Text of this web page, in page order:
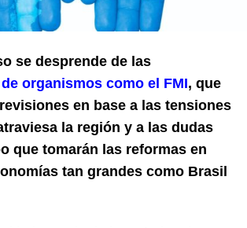
se desprende de las
organismos como el FMI, que
en base a las tensiones
la región y a las dudas
que tomarán las reformas en
tan grandes como Brasil